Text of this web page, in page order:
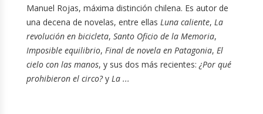
Manuel Rojas, máxima distinción chilena. Es autor de
una decena de novelas, entre ellas Luna caliente, La
revolución en bicicleta, Santo Oficio de la Memoria,
Imposible equilibrio, Final de novela en Patagonia, El
cielo con las manos, y sus dos más recientes: ¿Por qué
prohibieron el circo?y La ...